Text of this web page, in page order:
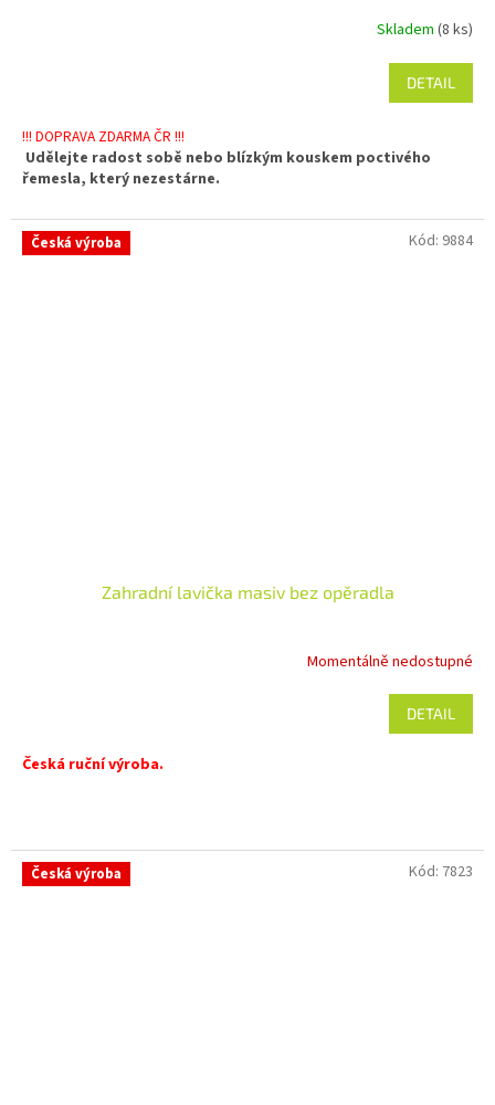
R
M
A
z
5
hvězdiček.
Skladem(8 ks)
DETAIL
!!! DOPRAVA ZDARMA ČR !!!
Udělejte radost sobě nebo blízkým kouskem poctivého
řemesla, který nezestárne.
Česká výroba
Zahradní lavička masiv bez opěradla
Momentálně nedostupné
DETAIL
Česká ruční výroba.
Kód: 9884
Česká výroba Kód: 7823